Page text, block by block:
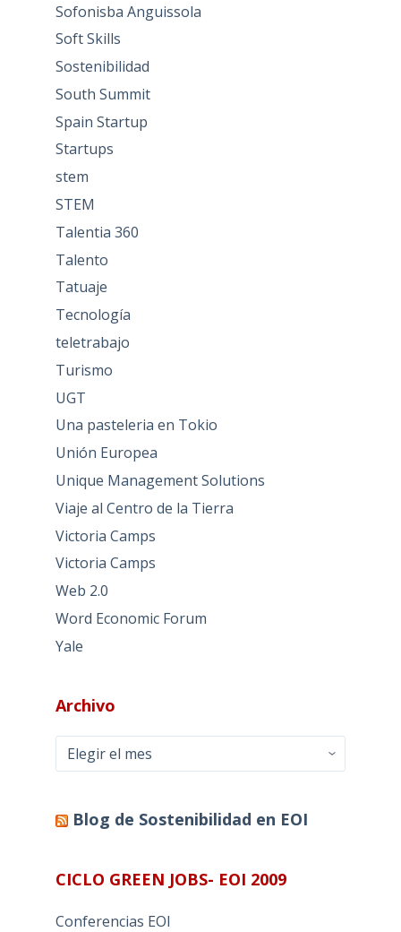
Sofonisba Anguissola
Soft Skills
Sostenibilidad
South Summit
Spain Startup
Startups
stem
STEM
Talentia 360
Talento
Tatuaje
Tecnología
teletrabajo
Turismo
UGT
Una pasteleria en Tokio
Unión Europea
Unique Management Solutions
Viaje al Centro de la Tierra
Victoria Camps
Victoria Camps
Web 2.0
Word Economic Forum
Yale
Archivo
Archivo
Blog de Sostenibilidad en EOI
CICLO GREEN JOBS- EOI 2009
Conferencias EOI